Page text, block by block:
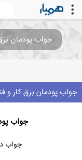
جواب پودمان
جواب پودمان برق کار و
جواب
جواب